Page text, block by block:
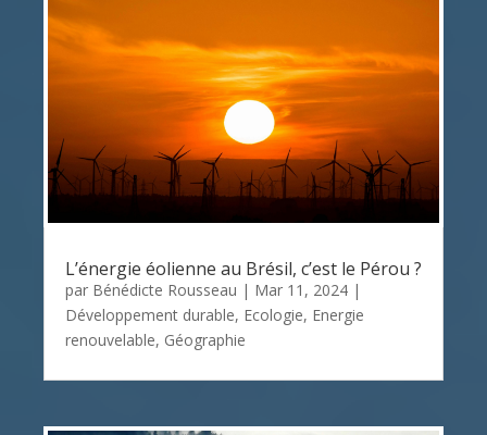
L’énergie éolienne au Brésil, c’est le Pérou ?
par Bénédicte Rousseau | Mar 11, 2024 |
Développement durable, Ecologie, Energie
renouvelable, Géographie